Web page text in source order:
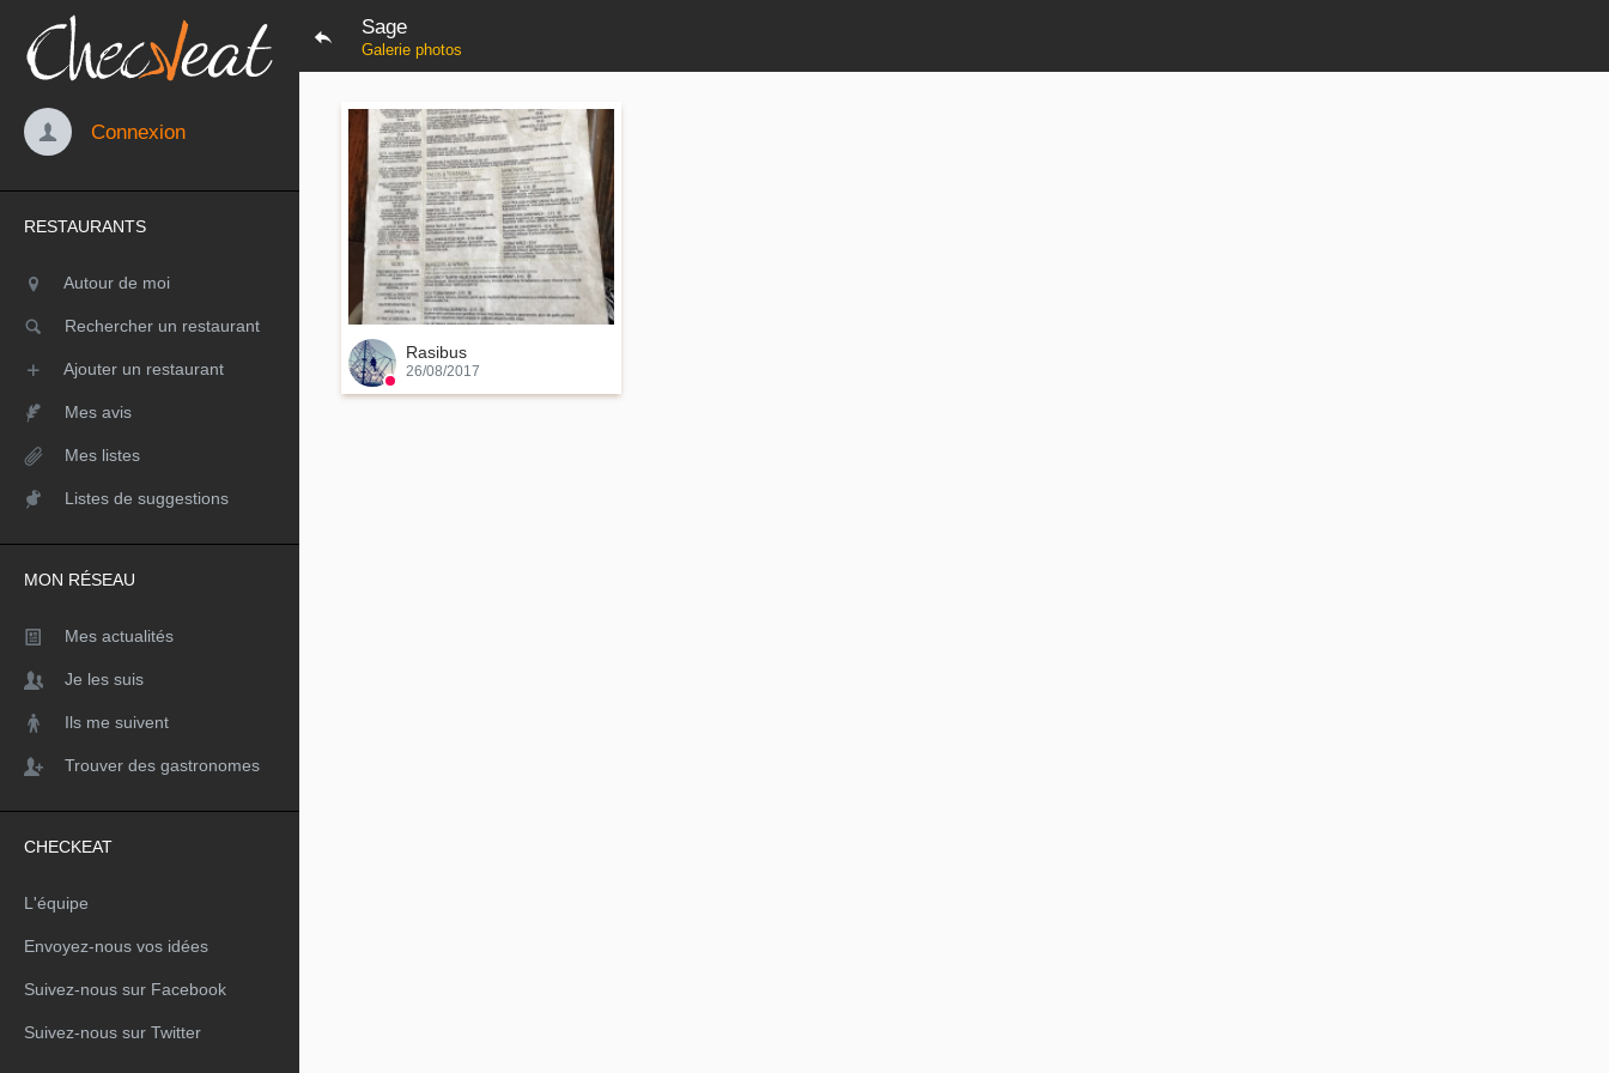
Sage
Galerie photos
Connexion
RESTAURANTS
Autour de moi
Rechercher un restaurant
Ajouter un restaurant
Mes avis
Mes listes
Listes de suggestions
MON RÉSEAU
Mes actualités
Je les suis
Ils me suivent
Trouver des gastronomes
CHECKEAT
L'équipe
Envoyez-nous vos idées
Suivez-nous sur Facebook
Suivez-nous sur Twitter
Rasibus
26/08/2017